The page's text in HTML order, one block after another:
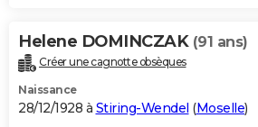
Bricolage
Lifestyle
Culture
Sport
Auto
Television
Voyage
Cinema
Helene DOMINCZAK (91 ans)
Créer une cagnotte obsèques
Naissance
28/12/1928 à Stiring-Wendel (Moselle)